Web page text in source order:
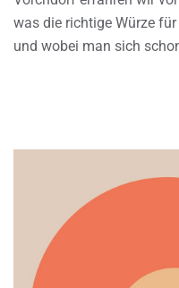
was die richtige Würze
und wobei man sich